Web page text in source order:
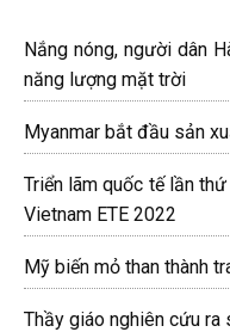
Nắng nóng, người dân
năng lượng mặt trời
Myanmar bắt đầu sản
Triển lãm quốc tế lần
Vietnam ETE 2022
Mỹ biến mỏ than thành
Thầy giáo nghiên cứu ra